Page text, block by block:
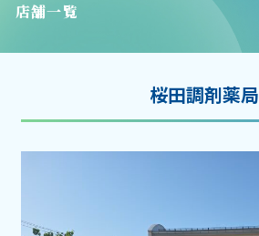
店舗一覧
桜田調剤薬局